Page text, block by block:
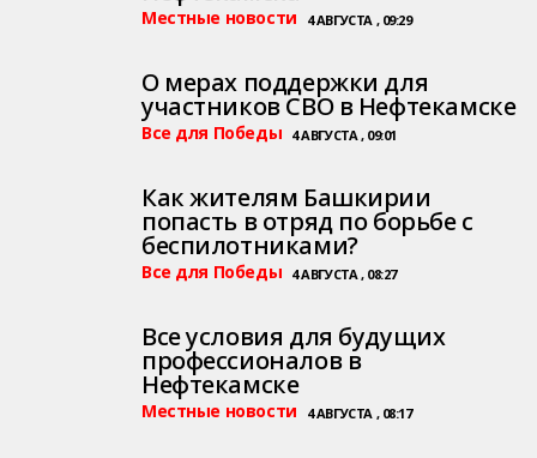
Местные новости 4 АВГУСТА , 09:29
О мерах поддержки для
участников СВО в Нефтекамске
Все для Победы 4 АВГУСТА , 09:01
Как жителям Башкирии
попасть в отряд по борьбе с
беспилотниками?
Все для Победы 4 АВГУСТА , 08:27
Все условия для будущих
профессионалов в
Нефтекамске
Местные новости 4 АВГУСТА , 08:17